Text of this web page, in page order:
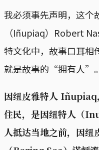
我必须事先声明，这个
（Iñupiaq）Robert
特文化中，故事口耳相
就是故事的“拥有人”。
因纽皮雅特人 Iñupiaq
住民，是因纽特人（
人抵达当地之前，因